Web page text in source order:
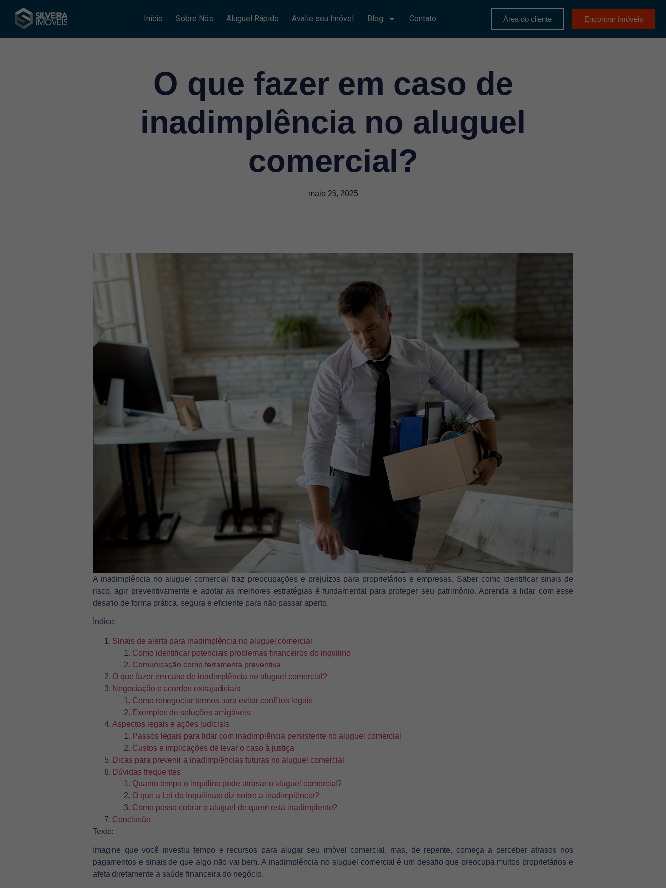
Início Sobre Nós Aluguel Rápido Avalie seu Imóvel Blog Contato Área do cliente Encontrar imóveis
O que fazer em caso de
inadimplência no aluguel
comercial?
maio 26, 2025
A inadimplência no aluguel comercial traz preocupações e prejuízos para proprietários e empresas. Saber como identificar sinais de
risco, agir preventivamente e adotar as melhores estratégias é fundamental para proteger seu patrimônio. Aprenda a lidar com esse
desafio de forma prática, segura e eficiente para não passar aperto.
Índice:
Sinais de alerta para inadimplência no aluguel comercial
Como identificar potenciais problemas financeiros do inquilino
Comunicação como ferramenta preventiva
O que fazer em caso de inadimplência no aluguel comercial?
Negociação e acordos extrajudiciais
Como renegociar termos para evitar conflitos legais
Exemplos de soluções amigáveis
Aspectos legais e ações judiciais
Passos legais para lidar com inadimplência persistente no aluguel comercial
Custos e implicações de levar o caso à justiça
Dicas para prevenir a inadimplências futuras no aluguel comercial
Dúvidas frequentes
Quanto tempo o inquilino pode atrasar o aluguel comercial?
O que a Lei do Inquilinato diz sobre a inadimplência?
Como posso cobrar o aluguel de quem está inadimplente?
Conclusão
Texto:
Imagine que você investiu tempo e recursos para alugar seu imóvel comercial, mas, de repente, começa a perceber atrasos nos
pagamentos e sinais de que algo não vai bem. A inadimplência no aluguel comercial é um desafio que preocupa muitos proprietários e
afeta diretamente a saúde financeira do negócio.